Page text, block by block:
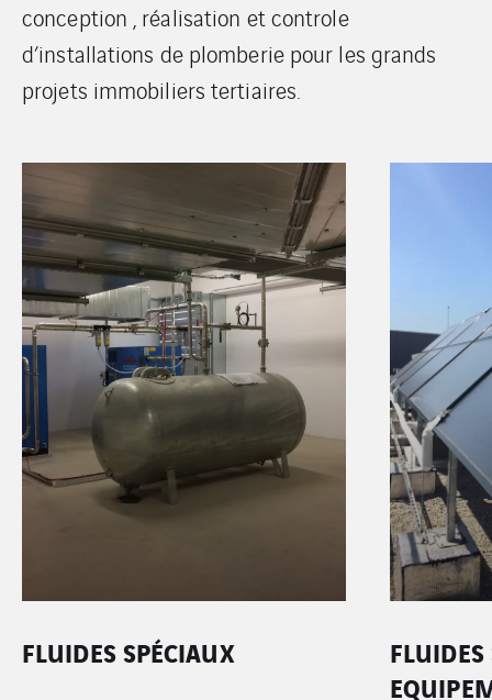
conception , réalisation et controle
d’installations de plomberie pour les grands
projets immobiliers tertiaires.
FLUIDES SPÉCIAUX